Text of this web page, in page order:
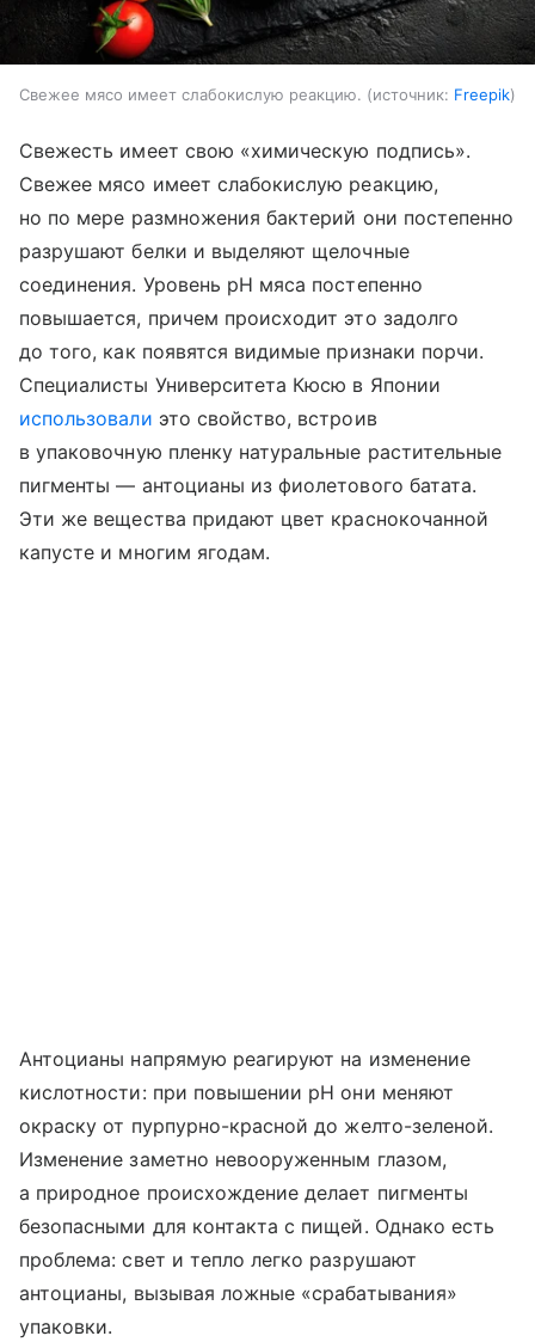
Свежее мясо имеет слабокислую реакцию. источник: Freepik
Свежесть имеет свою «химическую подпись».
Свежее мясо имеет слабокислую реакцию,
но по мере размножения бактерий они постепенно
разрушают белки и выделяют щелочные
соединения. Уровень pH мяса постепенно
повышается, причем происходит это задолго
до того, как появятся видимые признаки порчи.
Специалисты Университета Кюсю в Японии
использовали это свойство, встроив
в упаковочную пленку натуральные растительные
пигменты — антоцианы из фиолетового батата.
Эти же вещества придают цвет краснокочанной
капусте и многим ягодам.
Антоцианы напрямую реагируют на изменение
кислотности: при повышении pH они меняют
окраску от пурпурно-красной до желто-зеленой.
Изменение заметно невооруженным глазом,
а природное происхождение делает пигменты
безопасными для контакта с пищей. Однако есть
проблема: свет и тепло легко разрушают
антоцианы, вызывая ложные «срабатывания»
упаковки.